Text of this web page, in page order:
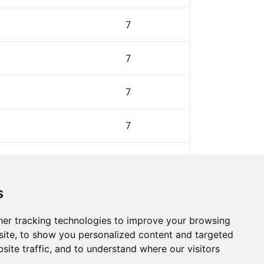
tracking technologies to improve your browsing
to show you personalized content and targeted
traffic, and to understand where our visitors
7
7
7
7